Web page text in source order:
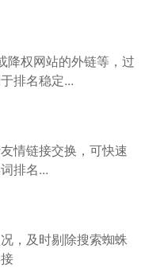
降权网站的外链等，过
排名稳定...
情链接交换，可快速
排名...
，及时剔除搜索蜘蛛